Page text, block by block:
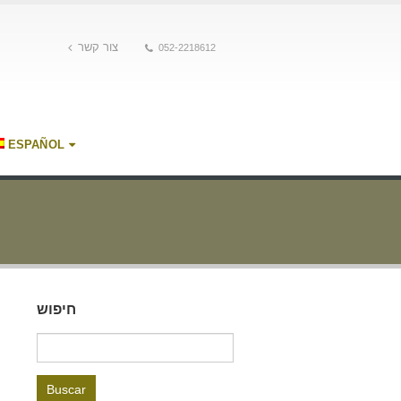
צור קשר 052-2218612
ESPAÑOL
חיפוש